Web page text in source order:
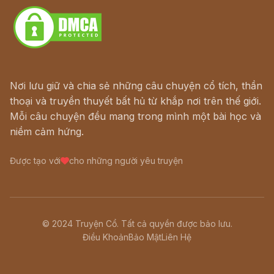
Nơi lưu giữ và chia sẻ những câu chuyện cổ tích, thần
thoại và truyền thuyết bất hủ từ khắp nơi trên thế giới.
Mỗi câu chuyện đều mang trong mình một bài học và
niềm cảm hứng.
Được tạo với cho những người yêu truyện
© 2024 Truyện Cổ. Tất cả quyền được bảo lưu.
Điều KhoảnBảo MậtLiên Hệ